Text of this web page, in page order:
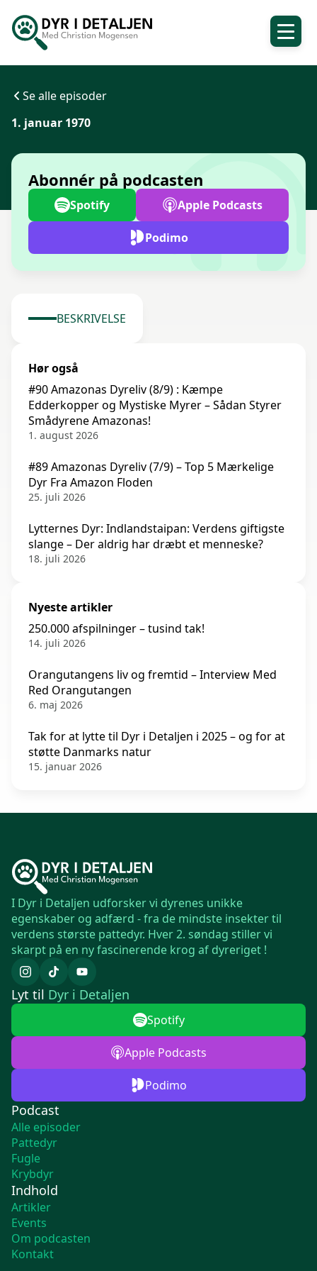
Se alle episoder
1. januar 1970
Abonnér på podcasten
Spotify Apple Podcasts
Podimo
BESKRIVELSE
Hør også
#90 Amazonas Dyreliv (8/9) : Kæmpe
Edderkopper og Mystiske Myrer – Sådan Styrer
Smådyrene Amazonas!
1. august 2026
#89 Amazonas Dyreliv (7/9) – Top 5 Mærkelige
Dyr Fra Amazon Floden
25. juli 2026
Lytternes Dyr: Indlandstaipan: Verdens giftigste
slange – Der aldrig har dræbt et menneske?
18. juli 2026
Nyeste artikler
250.000 afspilninger – tusind tak!
14. juli 2026
Orangutangens liv og fremtid – Interview Med
Red Orangutangen
6. maj 2026
Tak for at lytte til Dyr i Detaljen i 2025 – og for at
støtte Danmarks natur
15. januar 2026
I Dyr i Detaljen udforsker vi dyrenes unikke
egenskaber og adfærd - fra de mindste insekter til
verdens største pattedyr. Hver 2. søndag stiller vi
skarpt på en ny fascinerende krog af dyreriget !
Podcast
Alle episoder
Pattedyr
Fugle
Krybdyr
Indhold
Artikler
Events
Om podcasten
Kontakt
Lyt til Dyr i Detaljen
Spotify
Apple Podcasts
Podimo